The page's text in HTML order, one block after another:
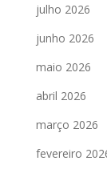
julho 2026
junho 2026
maio 2026
abril 2026
março 2026
fevereiro